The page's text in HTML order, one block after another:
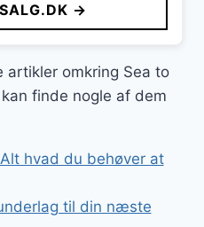
→
artikler omkring Sea to
finde nogle af dem
hvad du behøver at
til din næste